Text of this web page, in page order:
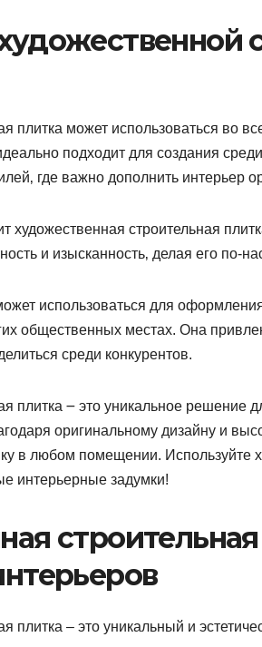
плитка может использоваться во
подходит для создания
где важно дополнить интерьер
художественная строительная
и изысканность‚ делая его по-
использоваться для
общественных местах.​ Она
среди конкурентов.​
плитка ౼ это уникальное решение
оригинальному дизайну и
в любом помещении. Используйте
интерьерные задумки!​
строительная
плитка – это уникальный и